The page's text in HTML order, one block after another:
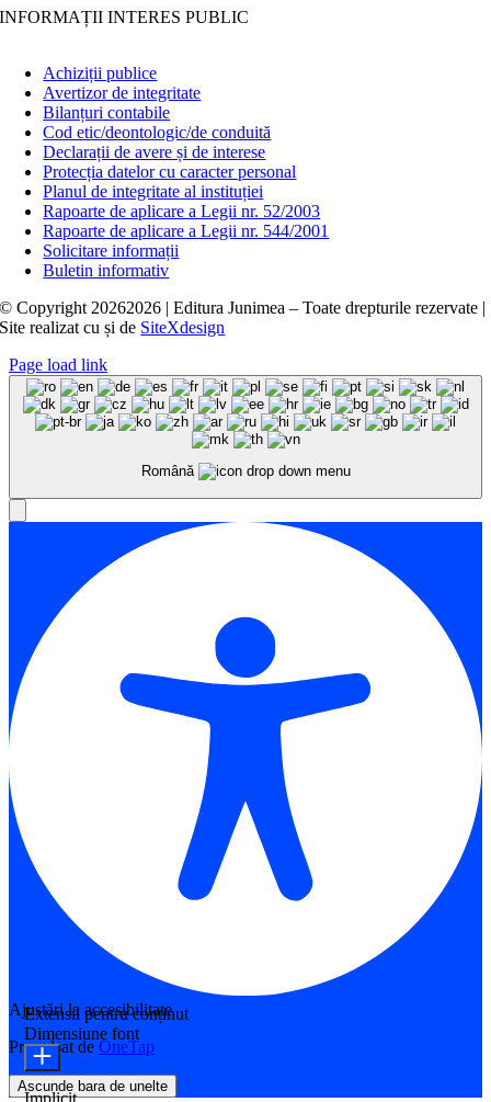
INFORMAȚII INTERES PUBLIC
Achiziții publice
Avertizor de integritate
Bilanțuri contabile
Cod etic/deontologic/de conduită
Declarații de avere și de interese
Protecția datelor cu caracter personal
Planul de integritate al instituției
Rapoarte de aplicare a Legii nr. 52/2003
Rapoarte de aplicare a Legii nr. 544/2001
Solicitare informații
Buletin informativ
© Copyright 20262026 | Editura Junimea – Toate drepturile rezervate |
Site realizat cușide SiteXdesign
Page load link
Română
Ajustări la accesibilitate
Propulsat de OneTap
Ascunde bara de unelte
Extensii pentru conținut
Dimensiune font
Implicit